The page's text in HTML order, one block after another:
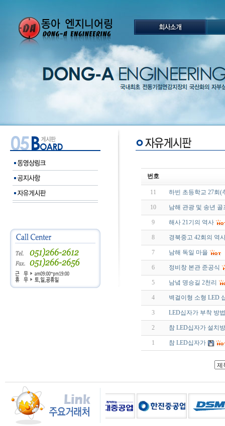
번호
11 하빈 초등학교 27회(
10 남해 관광 및 송년 골
9 해사 21기의 역사
8 경북중고 42회의 역
7 남해 독일 마을
6 정비창 본관 준공식
5 남녘 명승길 2천리
4 벽걸이형 소형 LED
3 LED십자가 부착 방
2 참 LED십자가 설치
1 참 LED십자가